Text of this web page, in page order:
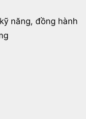
năng, đồng hành